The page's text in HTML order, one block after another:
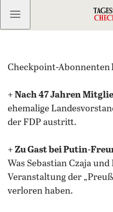
Kostenlos anmelden
Checkpoint-Abonnenten
+ Nach 47 Jahren
ehemalige
der FDP austritt.
+ Zu Gast bei Putin-
Was Sebastian Czaja
Veranstaltung der
verloren haben.